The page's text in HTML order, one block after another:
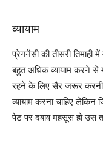
व्यायाम
प्रेगनेंसी की तीसरी तिमाही
बहुत अधिक व्यायाम करने से
रहने के लिए सैर जरूर करनी
व्यायाम करना चाहिए लेकिन
पेट पर दबाव महसूस हो उस